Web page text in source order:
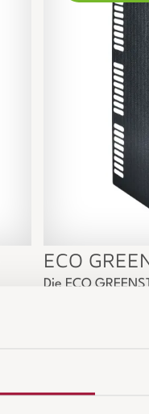
ECO
Die ECO